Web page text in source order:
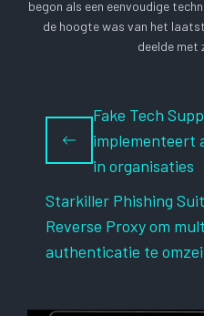
begon als een eenvoudige
de hoogte was van het
deelde met
Fake Tech
implementeert
in organisaties
Starkiller Phishing
Reverse Proxy om
authenticatie te